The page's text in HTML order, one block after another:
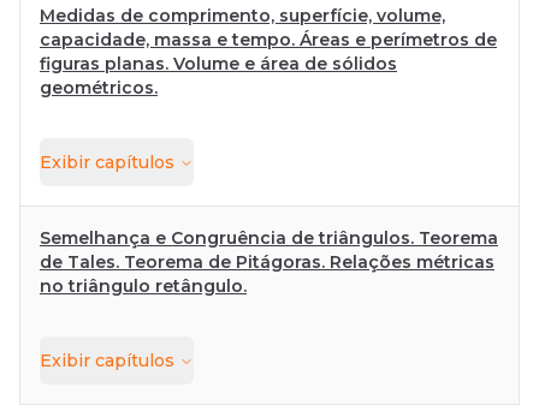
Medidas de comprimento, superfície, volume,
capacidade, massa e tempo. Áreas e perímetros de
figuras planas. Volume e área de sólidos
geométricos.
Exibir capítulos
Semelhança e Congruência de triângulos. Teorema
de Tales. Teorema de Pitágoras. Relações métricas
no triângulo retângulo.
Exibir capítulos